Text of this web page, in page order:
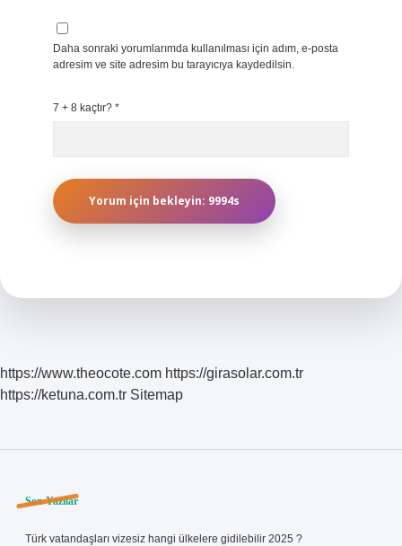
Daha sonraki yorumlarımda kullanılması için adım, e-posta
adresim ve site adresim bu tarayıcıya kaydedilsin.
7 + 8 kaçtır? *
https://www.theocote.com https://girasolar.com.tr
https://ketuna.com.tr Sitemap
Sidebar
Son Yazılar
Türk vatandaşları vizesiz hangi ülkelere gidilebilir 2025 ?